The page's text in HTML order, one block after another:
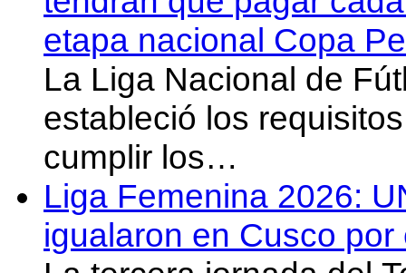
etapa nacional Copa
La Liga Nacional de
estableció los
cumplir los…
Liga Femenina 2026:
igualaron en Cusco